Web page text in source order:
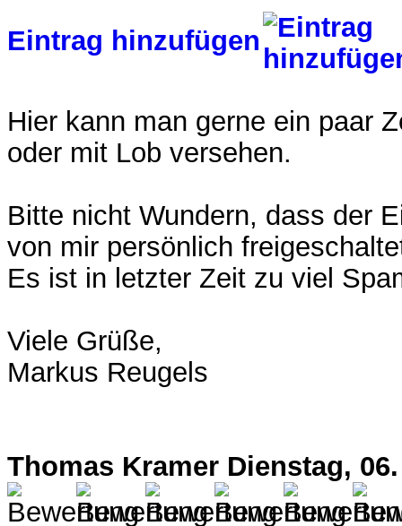
Eintrag hinzufügen
Hier kann man gerne ein paar
oder mit Lob versehen.
Bitte nicht Wundern, dass der
von mir persönlich
Es ist in letzter Zeit zu viel
Viele Grüße,
Markus Reugels
Thomas Kramer Dienstag,